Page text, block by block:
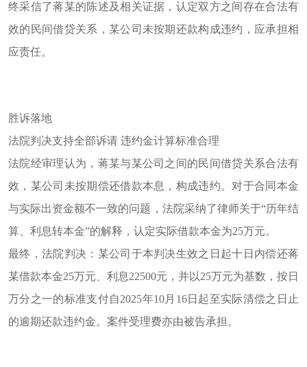
终采信了蒋某的陈述及相关证据，认定双方之间存在合法有
效的民间借贷关系， 某公司未按期还款构成违约，应承担相
应责任。
胜诉落地
法院判决支持全部诉请 违约金计算标准合理
法院经审理认为， 蒋某与某公司之间的民间借贷关系合法有
效， 某公司未按期偿还借款本息，构成违约。对于合同本金
与实际出资金额不一致的问题，法院采纳了律师关于“历年结
算、利息转本金”的解释，认定实际借款本金为25万元。
最终，法院判决： 某公司于本判决生效之日起十日内偿还蒋
某借款本金25万元、利息22500元，并以25万元为基数，按日
万分之一的标准支付自2025年10月 16日起至实际清偿之日止
的逾期还款违约金。案件受理费亦由被告承担。